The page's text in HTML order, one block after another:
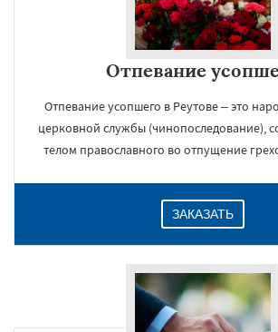
Отпевание
Отпевание усопшего в Реутове – это
церковной службы (чинопоследование),
телом православного во отпущение
ЗАКАЗАТЬ